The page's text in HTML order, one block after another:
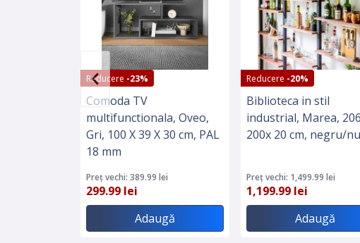
Reducere -23%
Comoda TV
multifunctionala, Oveo,
Gri, 100 X 39 X 30 cm, PAL
18 mm
Preț vechi: 389.99 lei
299.99 lei
Adaugă
Reducere -20%
Biblioteca in stil
industrial, Marea,
200x 20 cm, negru/
Preț vechi: 1,499.99 lei
1,199.99 lei
Adaugă